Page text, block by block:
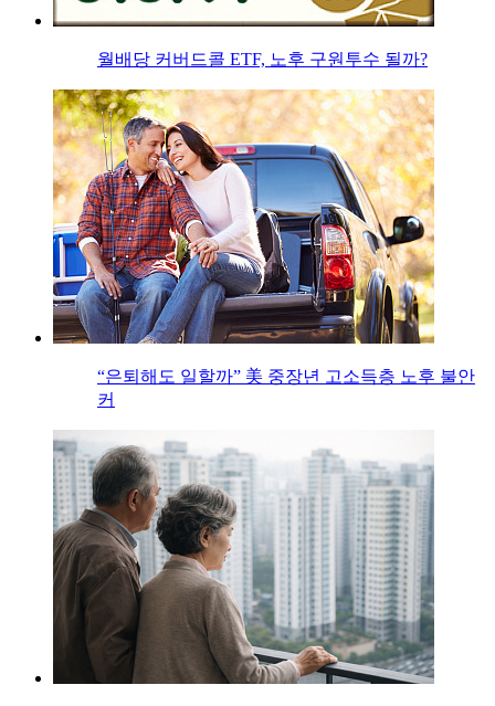
월배당 커버드콜 ETF, 노후 구원투수 될까?
“은퇴해도 일할까” 美 중장년 고소득층 노후 불안
커